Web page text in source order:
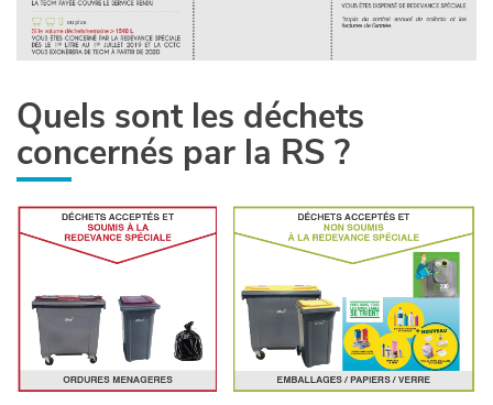
Quels sont les déchets
concernés par la RS ?